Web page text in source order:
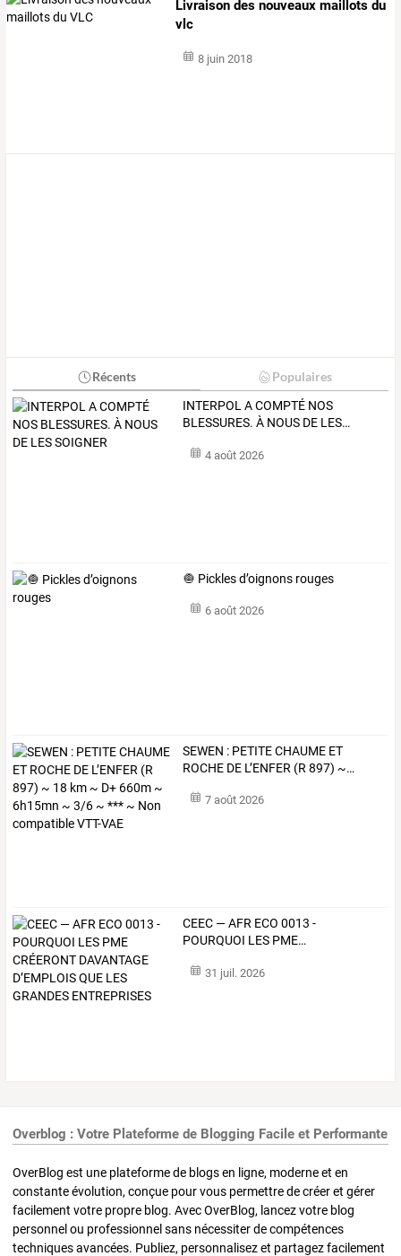
Livraison des nouveaux maillots du
vlc
8 juin 2018
Récents Populaires
INTERPOL ACOMPTÉ NOS
BLESSURES. À NOUS DE LES…
4 août 2026
🧅 Pickles d’oignons rouges
6 août 2026
SEWEN : PETITECHAUME ET
ROCHE DE L’ENFER (R 897) ~…
7 août 2026
CEEC —AFR ECO 0013 -
POURQUOI LES PME…
31 juil. 2026
Overblog : Votre Plateforme de Blogging Facile et Performante
OverBlog est une plateforme de blogs en ligne, moderne et en
constante évolution, conçue pour vous permettre de créer et gérer
facilement votre propre blog. Avec OverBlog, lancez votre blog
personnel ou professionnel sans nécessiter de compétences
techniques avancées. Publiez, personnalisez et partagez facilement